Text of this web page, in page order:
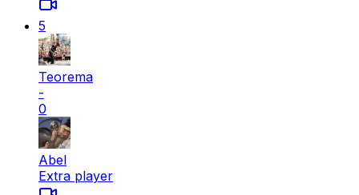
5
Teorema
-
0
Abel
Extra player